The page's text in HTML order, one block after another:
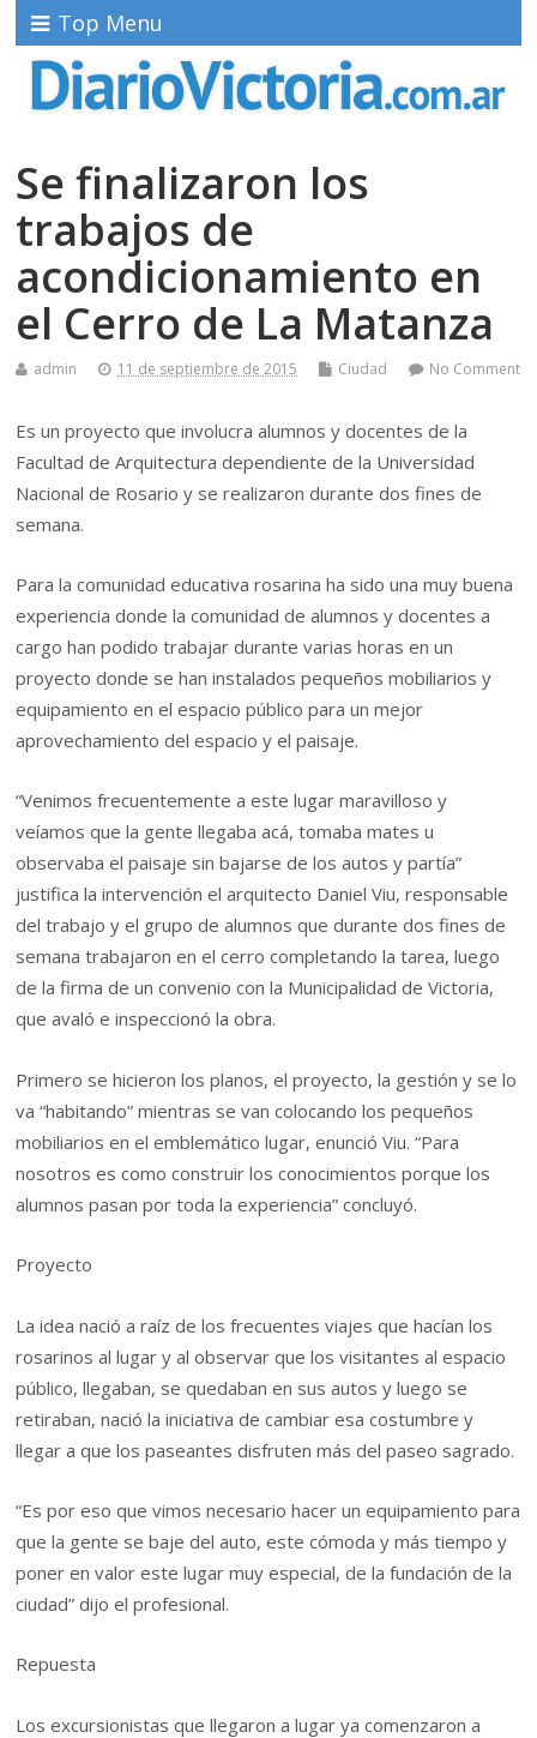
Top Menu
Se finalizaron los
trabajos de
acondicionamiento en
el Cerro de La Matanza
admin 11 de septiembre de 2015 Ciudad No Comment
Es un proyecto que involucra alumnos y docentes de la
Facultad de Arquitectura dependiente de la Universidad
Nacional de Rosario y se realizaron durante dos fines de
semana.
Para la comunidad educativa rosarina ha sido una muy buena
experiencia donde la comunidad de alumnos y docentes a
cargo han podido trabajar durante varias horas en un
proyecto donde se han instalados pequeños mobiliarios y
equipamiento en el espacio público para un mejor
aprovechamiento del espacio y el paisaje.
“Venimos frecuentemente a este lugar maravilloso y
veíamos que la gente llegaba acá, tomaba mates u
observaba el paisaje sin bajarse de los autos y partía”
justifica la intervención el arquitecto Daniel Viu, responsable
del trabajo y el grupo de alumnos que durante dos fines de
semana trabajaron en el cerro completando la tarea, luego
de la firma de un convenio con la Municipalidad de Victoria,
que avaló e inspeccionó la obra.
Primero se hicieron los planos, el proyecto, la gestión y se lo
va “habitando” mientras se van colocando los pequeños
mobiliarios en el emblemático lugar, enunció Viu. “Para
nosotros es como construir los conocimientos porque los
alumnos pasan por toda la experiencia” concluyó.
Proyecto
La idea nació a raíz de los frecuentes viajes que hacían los
rosarinos al lugar y al observar que los visitantes al espacio
público, llegaban, se quedaban en sus autos y luego se
retiraban, nació la iniciativa de cambiar esa costumbre y
llegar a que los paseantes disfruten más del paseo sagrado.
“Es por eso que vimos necesario hacer un equipamiento para
que la gente se baje del auto, este cómoda y más tiempo y
poner en valor este lugar muy especial, de la fundación de la
ciudad” dijo el profesional.
Repuesta
Los excursionistas que llegaron a lugar ya comenzaron a